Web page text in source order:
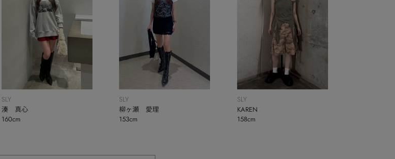
SLY
湊 真心
160cm
SLY
柳ヶ瀬 愛理
153cm
SLY
KAREN
158cm